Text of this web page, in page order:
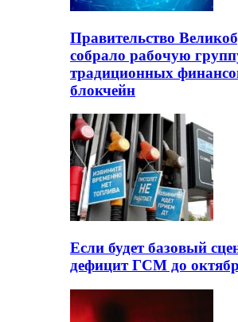
Правительство
собрало рабочую
традиционных
блокчейн
Если будет базовый
дефицит ГСМ до